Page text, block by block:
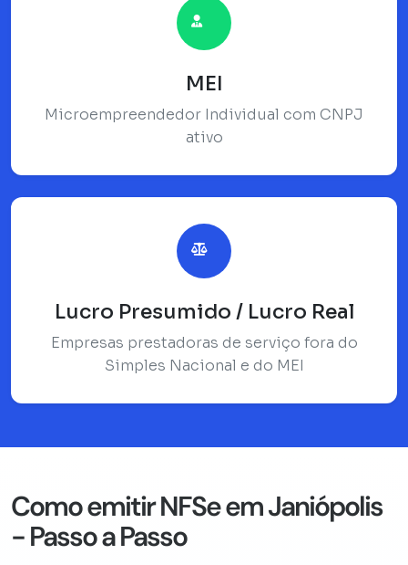
MEI
Microempreendedor Individual com CNPJ
ativo
Lucro Presumido / Lucro Real
Empresas prestadoras de serviço fora do
Simples Nacional e do MEI
Como emitir NFSe em Janiópolis
- Passo a Passo